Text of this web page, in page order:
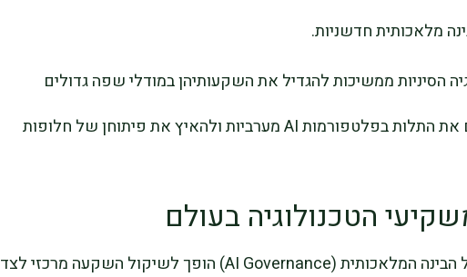
מלאכותית חדשניות.
הסיניות ממשיכות להגדיל את השקעותיהן במודלי שפה גדולים
מקומיים, במטרה לצמצם את התלות בפלטפורמות AI מערביות ולהאיץ את פיתוחן של חלופות
הטכנולוגיה בעולם
העימות ממחיש כי ממשל הבינה המלאכותית (AI Governance) הופך לשיקול השקעה מרכזי לצד